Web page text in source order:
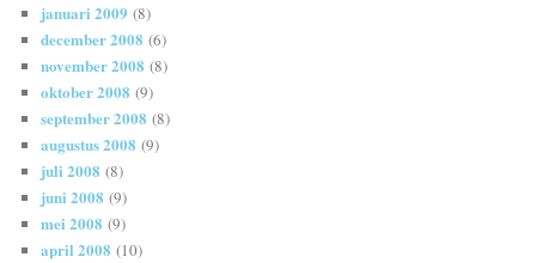
januari 2009 (8)
december 2008 (6)
november 2008 (8)
oktober 2008 (9)
september 2008 (8)
augustus 2008 (9)
juli 2008 (8)
juni 2008 (9)
mei 2008 (9)
april 2008 (10)